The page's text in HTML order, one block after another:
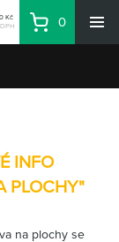
Kč
Košík
0
INFO
PLOCHY"
na plochy se